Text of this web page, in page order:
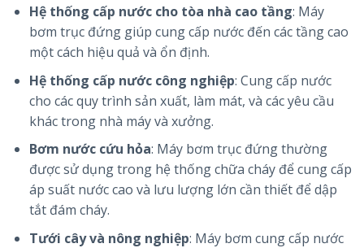
Hệ thống cấp nước cho tòa nhà cao tầng: Máy
bơm trục đứng giúp cung cấp nước đến các tầng cao
một cách hiệu quả và ổn định.
Hệ thống cấp nước công nghiệp: Cung cấp nước
cho các quy trình sản xuất, làm mát, và các yêu cầu
khác trong nhà máy và xưởng.
Bơm nước cứu hỏa: Máy bơm trục đứng thường
được sử dụng trong hệ thống chữa cháy để cung cấp
áp suất nước cao và lưu lượng lớn cần thiết để dập
tắt đám cháy.
Tưới cây và nông nghiệp: Máy bơm cung cấp nước